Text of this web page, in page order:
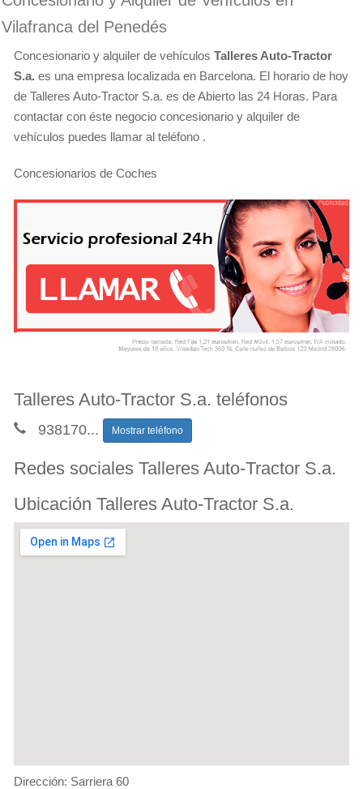
Vilafranca del Penedés
Concesionario y alquiler de vehículos Talleres Auto-Tractor
S.a. es una empresa localizada en Barcelona. El horario de hoy
de Talleres Auto-Tractor S.a. es de Abierto las 24 Horas. Para
contactar con éste negocio concesionario y alquiler de
vehículos puedes llamar al teléfono .
Concesionarios de Coches
Talleres Auto-Tractor S.a. teléfonos
938170... Mostrar teléfono
Redes sociales Talleres Auto-Tractor S.a.
Ubicación Talleres Auto-Tractor S.a.
Dirección: Sarriera 60